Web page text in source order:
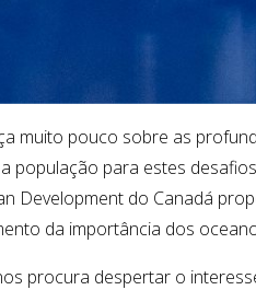
muito pouco sobre as
população para estes
Development do Canadá
da importância dos
procura despertar o